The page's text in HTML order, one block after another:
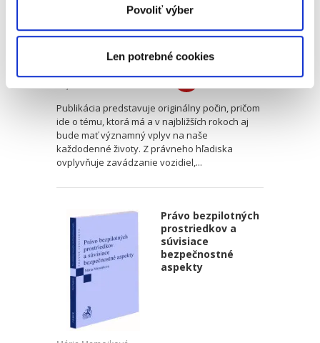
Povoliť výber
Len potrebné cookies
Jozef Andraško
32,00 € s DPH
30,48 €bez DPH
Publikácia predstavuje originálny počin, pričom
ide o tému, ktorá má a v najbližších rokoch aj
bude mať významný vplyv na naše
každodenné životy. Z právneho hľadiska
ovplyvňuje zavádzanie vozidiel,...
Právo bezpilotných
prostriedkov a
súvisiace
bezpečnostné
aspekty